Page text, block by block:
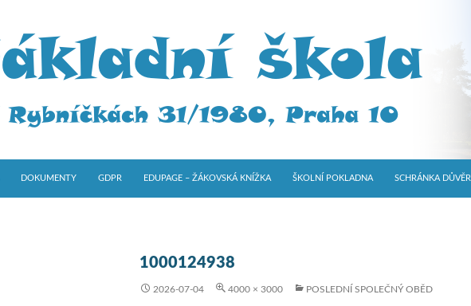
DOKUMENTY GDPR EDUPAGE – ŽÁKOVSKÁ KNÍŽKA ŠKOLNÍ POKLADNA SCHRÁNKA
1000124938
2026-07-04 4000 × 3000 POSLEDNÍ SPOLEČNÝ OBĚD